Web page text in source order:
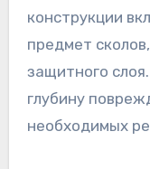
конструкции
предмет
защитного
глубину
необходимых